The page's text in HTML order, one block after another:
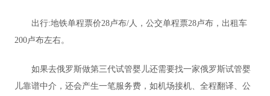
出行:地铁单程票价28卢布/人，公交单程票28卢布，出租车
200卢布左右。
如果去俄罗斯做第三代试管婴儿还需要找一家俄罗斯试管婴
儿靠谱中介，还会产生一笔服务费，如机场接机、全程翻译、公